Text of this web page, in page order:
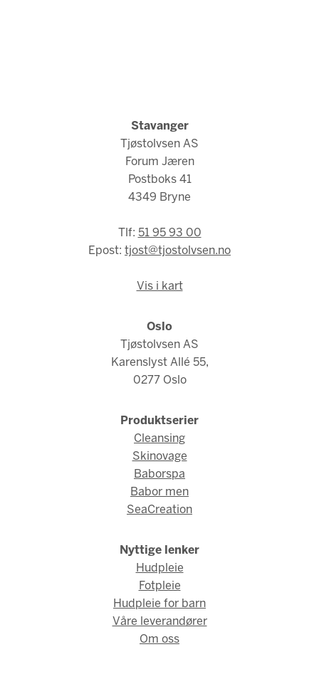
Stavanger
Tjøstolvsen AS
Forum Jæren
Postboks 41
4349 Bryne
Tlf: 51 95 93 00
Epost: tjost@tjostolvsen.no
Vis i kart
Oslo
Tjøstolvsen AS
Karenslyst Allé 55,
0277 Oslo
Produktserier
Cleansing
Skinovage
Baborspa
Babor men
SeaCreation
Nyttige lenker
Hudpleie
Fotpleie
Hudpleie for barn
Våre leverandører
Om oss